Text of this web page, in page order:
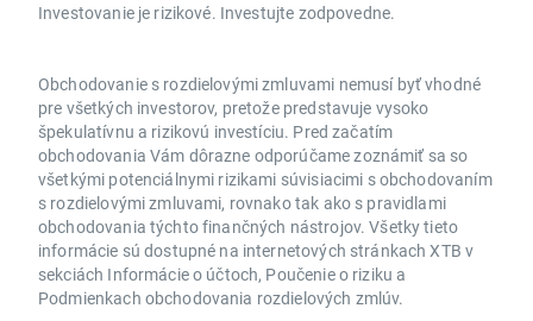
Investovanie je rizikové. Investujte zodpovedne.
Obchodovanie s rozdielovými zmluvami nemusí byť vhodné
pre všetkých investorov, pretože predstavuje vysoko
špekulatívnu a rizikovú investíciu. Pred začatím
obchodovania Vám dôrazne odporúčame zoznámiť sa so
všetkými potenciálnymi rizikami súvisiacimi s obchodovaním
s rozdielovými zmluvami, rovnako tak ako s pravidlami
obchodovania týchto finančných nástrojov. Všetky tieto
informácie sú dostupné na internetových stránkach XTB v
sekciách Informácie o účtoch, Poučenie o riziku a
Podmienkach obchodovania rozdielových zmlúv.